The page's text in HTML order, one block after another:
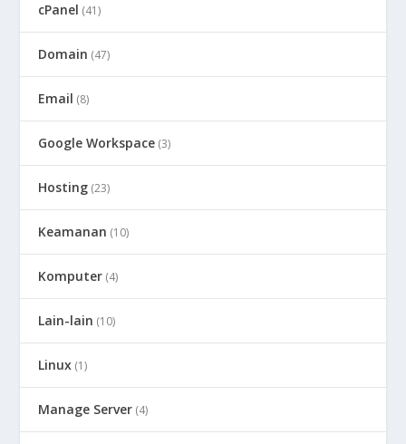
cPanel (41)
Domain (47)
Email (8)
Google Workspace (3)
Hosting (23)
Keamanan (10)
Komputer (4)
Lain-lain (10)
Linux (1)
Manage Server (4)